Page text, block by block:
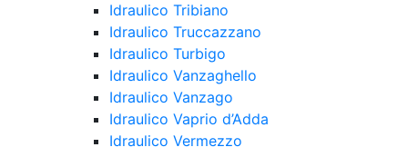
Idraulico Tribiano
Idraulico Truccazzano
Idraulico Turbigo
Idraulico Vanzaghello
Idraulico Vanzago
Idraulico Vaprio d’Adda
Idraulico Vermezzo